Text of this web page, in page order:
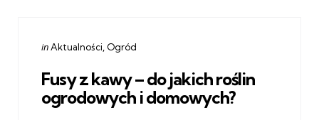
Categories
Posted
inAktualności Ogród
Fusy z kawy – do jakich roślin
ogrodowych i domowych?